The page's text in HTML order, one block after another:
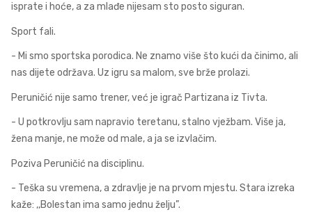
isprate i hoće, a za mlađe nijesam sto posto siguran.
Sport fali.
- Mi smo sportska porodica. Ne znamo više što kući da činimo, ali
nas dijete održava. Uz igru sa malom, sve brže prolazi.
Peruničić nije samo trener, već je igrač Partizana iz Tivta.
- U potkrovlju sam napravio teretanu, stalno vježbam. Više ja,
žena manje, ne može od male, a ja se izvlačim.
Poziva Peruničić na disciplinu.
- Teška su vremena, a zdravlje je na prvom mjestu. Stara izreka
kaže: ,,Bolestan ima samo jednu želju”.